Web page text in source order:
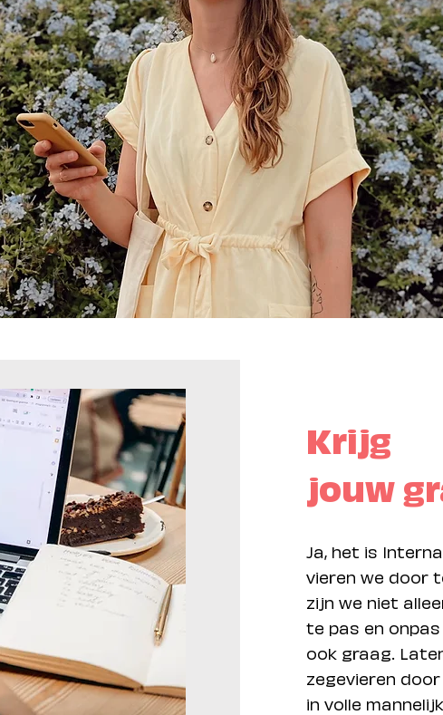
Krijg
jouw
Ja, het is
vieren we door
zijn we niet
te pas en onpas
ook graag.
zegevieren
in volle